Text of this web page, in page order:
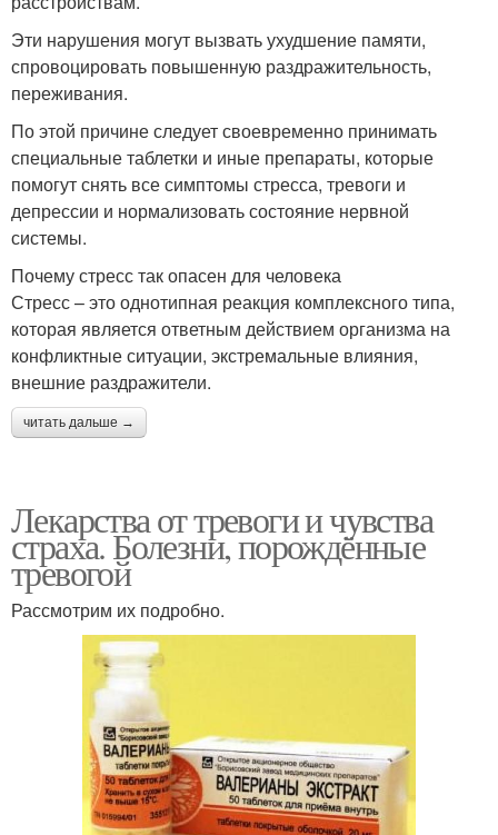
Эти нарушения могут вызвать ухудшение памяти,
спровоцировать повышенную раздражительность,
переживания.
По этой причине следует своевременно принимать
специальные таблетки и иные препараты, которые
помогут снять все симптомы стресса, тревоги и
депрессии и нормализовать состояние нервной
системы.
Почему стресс так опасен для человека
Стресс – это однотипная реакция комплексного типа,
которая является ответным действием организма на
конфликтные ситуации, экстремальные влияния,
внешние раздражители.
читать дальше →
Лекарства от тревоги и чувства
страха. Болезни, порождённые
тревогой
Рассмотрим их подробно.